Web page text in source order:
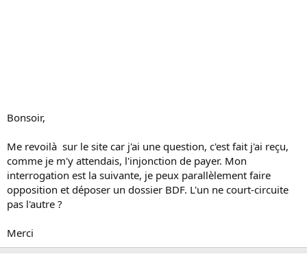
Bonsoir,
Me revoilà sur le site car j'ai une question, c'est fait j'ai reçu,
comme je m'y attendais, l'injonction de payer. Mon
interrogation est la suivante, je peux parallèlement faire
opposition et déposer un dossier BDF. L'un ne court-circuite
pas l'autre ?
Merci